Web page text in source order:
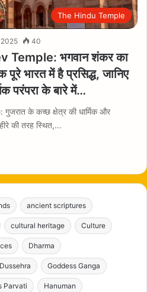
The Hindu Temple
40
Temple: भगवान शंकर का
पूरे भारत में है प्रसिद्ध, जानिए
परंपरा के बारे में…
के कच्छ क्षेत्र की धार्मिक और
की तरह स्थित,…
ancient scriptures
cultural heritage Culture
Dharma
Goddess Ganga
Parvati Hanuman